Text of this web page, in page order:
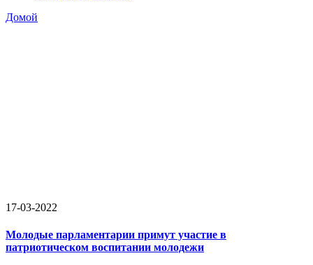
Домой
17-03-2022
Молодые парламентарии примут участие в
патриотическом воспитании молодежи